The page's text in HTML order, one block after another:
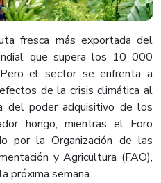
fresca más exportada del
que supera los 10 000
el sector se enfrenta a
de la crisis climática al
del poder adquisitivo de los
hongo, mientras el Foro
por la Organización de las
y Agricultura (FAO),
próxima semana.